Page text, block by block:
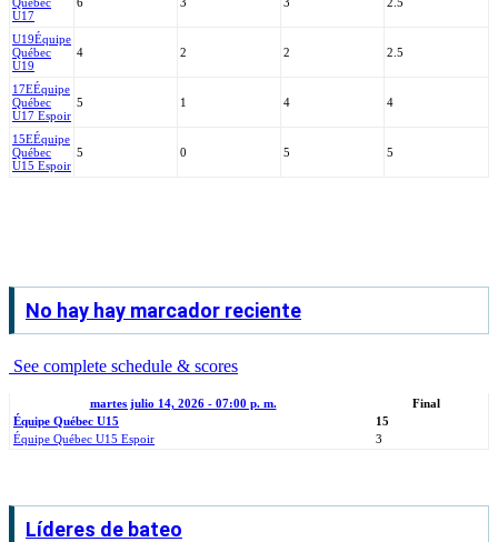
U17
U19Équipe
Québec
U19
4 2 2 2.5
17EÉquipe
Québec
U17 Espoir
5 1 4 4
15EÉquipe
Québec
U15 Espoir
5 0 5 5
No hay hay marcador reciente
See complete schedule & scores
martes julio 14, 2026 - 07:00 p. m.
Final
Équipe Québec U15
15
Équipe Québec U15 Espoir
3
Líderes de bateo